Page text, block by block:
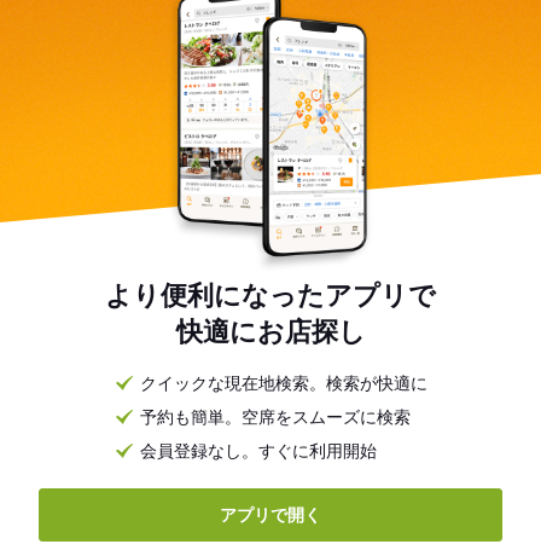
より便利になったアプリで
快適にお店探し
クイックな現在地検索。検索が快適に
予約も簡単。空席をスムーズに検索
会員登録なし。すぐに利用開始
アプリで開く